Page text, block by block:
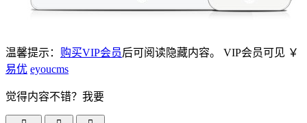
温馨提示： 购买VIP会员后可阅读隐藏内容。 VIP会员可见 ￥
易优 eyoucms
觉得内容不错？我要